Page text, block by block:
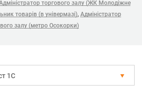
торгового залу (ЖК Молодіжне
товарів (в універмазі), Адміністратор
залу (метро Осокорки)
1С